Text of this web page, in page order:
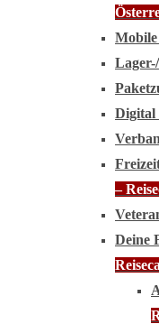
Digital
–
Deine